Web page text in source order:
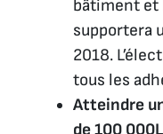
bâtiment et
supportera
2018.
tous les
Atteindre
de 100